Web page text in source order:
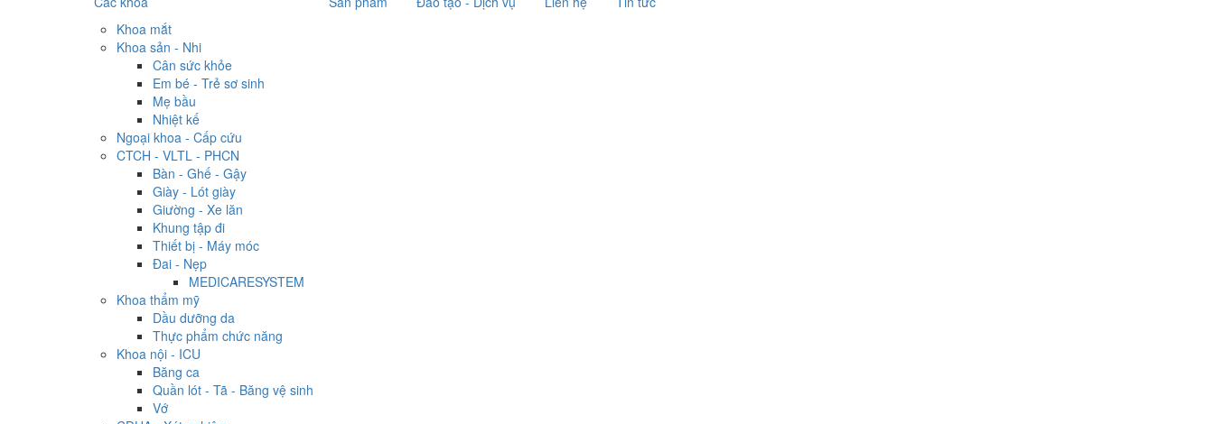
Khoa mắt
Khoa sản - Nhi
Cân sức khỏe
Em bé - Trẻ sơ sinh
Mẹ bầu
Nhiệt kế
Ngoại khoa - Cấp cứu
CTCH - VLTL - PHCN
Bàn - Ghế - Gậy
Giày - Lót giày
Giường - Xe lăn
Khung tập đi
Thiết bị - Máy móc
Đai - Nẹp
MEDICARESYSTEM
Khoa thẩm mỹ
Dầu dưỡng da
Thực phẩm chức năng
Khoa nội - ICU
Băng ca
Quần lót - Tã - Băng vệ sinh
Vớ